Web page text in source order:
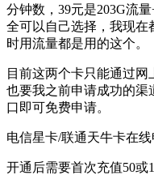
分钟数，39元是203G流
全可以自己选择，我现在
时用流量都是用的这个。
目前这两个卡只能通过
也要我之前申请成功的渠
口即可免费申请。
电信星卡/联通天牛卡在线
开通后需要首次充值50或